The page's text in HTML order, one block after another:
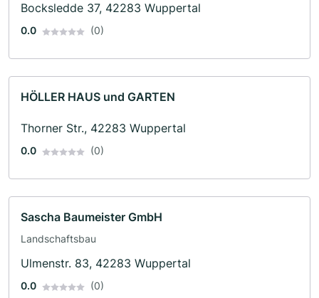
Bocksledde 37, 42283 Wuppertal
0.0 (0)
HÖLLER HAUS und GARTEN
Thorner Str., 42283 Wuppertal
0.0 (0)
Sascha Baumeister GmbH
Landschaftsbau
Ulmenstr. 83, 42283 Wuppertal
0.0 (0)